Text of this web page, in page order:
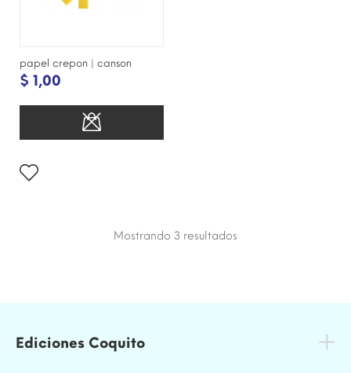
papel crepon | canson
$ 1,00
Mostrando 3 resultados
Ediciones Coquito